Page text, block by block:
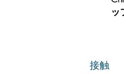
ッ
接触